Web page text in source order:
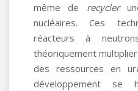
même de recycler
nucléaires. Ces
réacteurs à
théoriquement
des ressources en
développement